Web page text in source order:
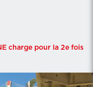
charge pour la 2e fois